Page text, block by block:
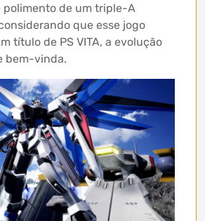
polimento de um triple-A
que esse jogo
título de PS VITA, a evolução
bem-vinda.